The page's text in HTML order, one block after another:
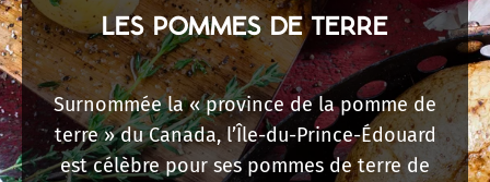
LES POMMES DE TERRE
Surnommée la « province de la pomme de
terre » du Canada, l’Île-du-Prince-Édouard
est célèbre pour ses pommes de terre de